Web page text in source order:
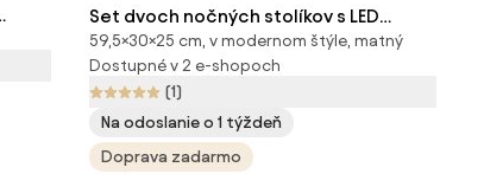
Set dvoch nočných stolíkov s LED
osvetlením LET710Y01 (2 ks)
59,5×30×25 cm, v modernom štýle, matný
Dostupné v 2 e-shopoch
(1)
Na odoslanie o 1 týždeň
Doprava zadarmo